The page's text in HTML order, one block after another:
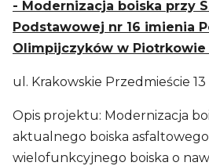
- Modernizacja boiska przy
Podstawowej nr 16 imienia
Olimpijczyków w Piotrkowie
ul. Krakowskie Przedmieście 13
Opis projektu: Modernizacja
aktualnego boiska
wielofunkcyjnego boiska o